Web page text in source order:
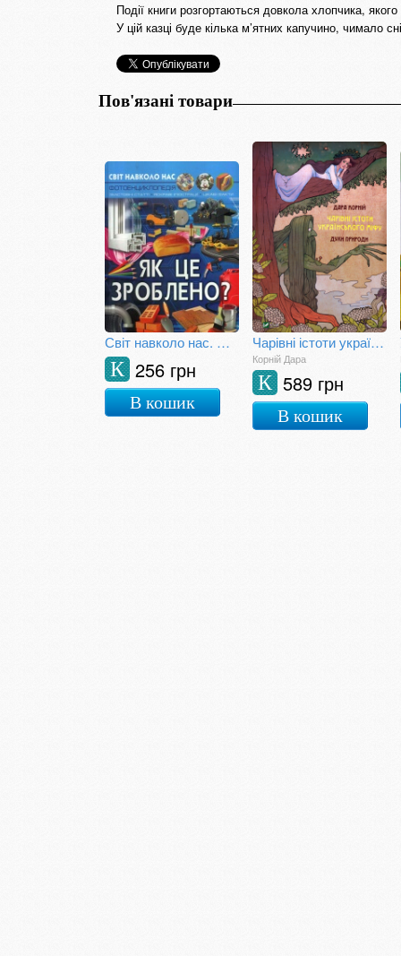
Події книги розгортаються довкола хлопчика,
У цій казці буде кілька м’ятних капучино, чимало
Пов'язані товари
Світ навколо нас. Як це зроблено?
256 грн
К
В кошик
Чарівні істоти українського міфу. Духи природи
Корній Дара
589 грн
К
В кошик